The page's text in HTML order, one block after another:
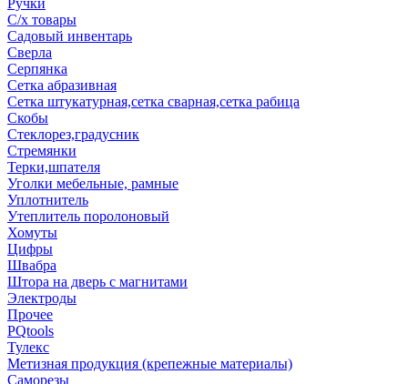
Ручки
С/х товары
Садовый инвентарь
Сверла
Серпянка
Сетка абразивная
Сетка штукатурная,сетка сварная,сетка рабица
Скобы
Стеклорез,градусник
Стремянки
Терки,шпателя
Уголки мебельные, рамные
Уплотнитель
Утеплитель поролоновый
Хомуты
Цифры
Швабра
Штора на дверь с магнитами
Электроды
Прочее
PQtools
Тулекс
Метизная продукция (крепежные материалы)
Саморезы